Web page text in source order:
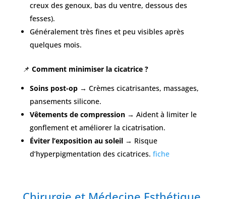
creux des genoux, bas du ventre, dessous des
fesses).
Généralement très fines et peu visibles après
quelques mois.
📌 Comment minimiser la cicatrice ?
Soins post-op→ Crèmes cicatrisantes, massages,
pansements silicone.
Vêtements de compression→ Aident à limiter le
gonflement et améliorer la cicatrisation.
Éviter l’exposition au soleil→ Risque
d’hyperpigmentation des cicatrices. fiche